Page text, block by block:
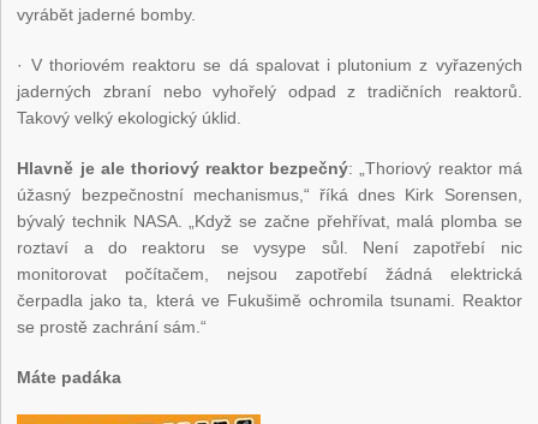
vyrábět jaderné bomby.
· V thoriovém reaktoru se dá spalovat i plutonium z vyřazených
jaderných zbraní nebo vyhořelý odpad z tradičních reaktorů.
Takový velký ekologický úklid.
Hlavně je ale thoriový reaktor bezpečný: „Thoriový reaktor má
úžasný bezpečnostní mechanismus,“ říká dnes Kirk Sorensen,
bývalý technik NASA. „Když se začne přehřívat, malá plomba se
roztaví a do reaktoru se vysype sůl. Není zapotřebí nic
monitorovat počítačem, nejsou zapotřebí žádná elektrická
čerpadla jako ta, která ve Fukušimě ochromila tsunami. Reaktor
se prostě zachrání sám.“
Máte padáka